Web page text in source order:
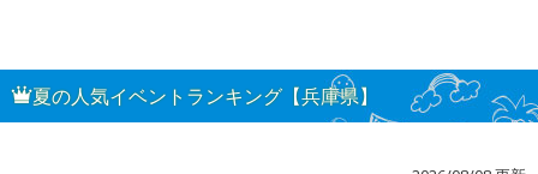
夏の人気イベントランキング【兵庫県】